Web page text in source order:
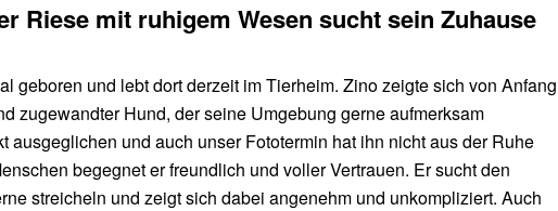
Riese mit ruhigem Wesen sucht sein Zuhause
geboren und lebt dort derzeit im Tierheim. Zino zeigte sich von Anfang
zugewandter Hund, der seine Umgebung gerne aufmerksam
ausgeglichen und auch unser Fototermin hat ihn nicht aus der Ruhe
begegnet er freundlich und voller Vertrauen. Er sucht den
streicheln und zeigt sich dabei angenehm und unkompliziert. Auch